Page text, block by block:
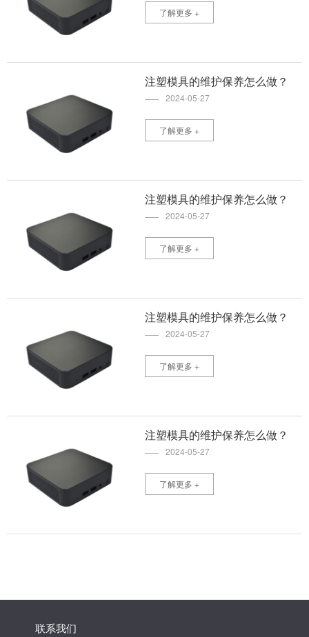
了解更多 +
注塑模具的维护保养怎么做？
2024-05-27
了解更多 +
注塑模具的维护保养怎么做？
2024-05-27
了解更多 +
注塑模具的维护保养怎么做？
2024-05-27
了解更多 +
注塑模具的维护保养怎么做？
2024-05-27
了解更多 +
联系我们